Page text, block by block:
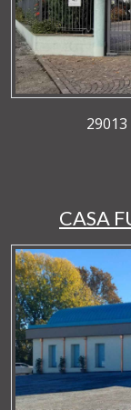
29013
CASA